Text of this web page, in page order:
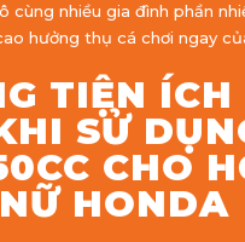
cùng nhiều gia đình phần
hưởng thụ cá chơi ngay
TIỆN ÍCH
SỬ
CHO
HONDA